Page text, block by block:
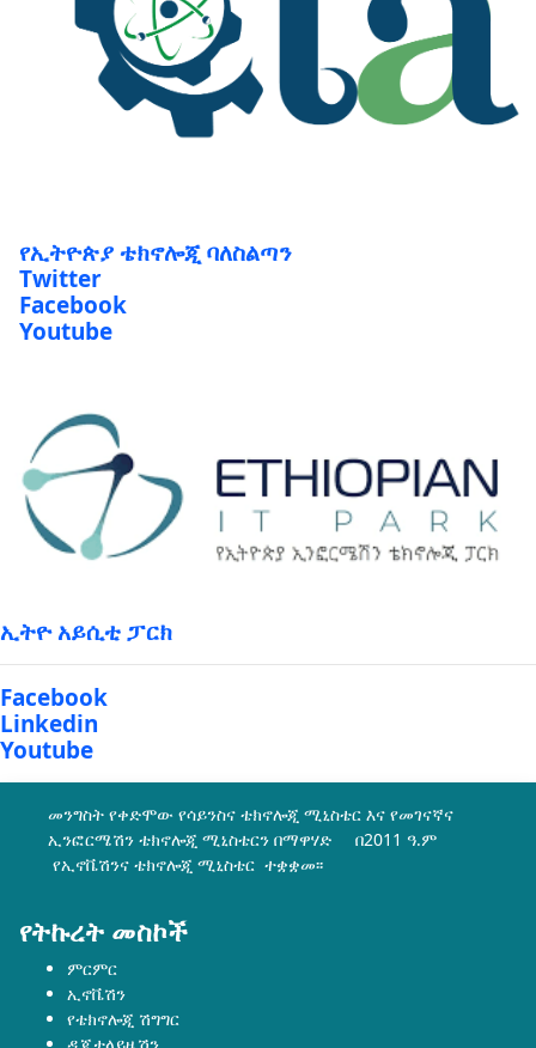
የኢትዮጵያ ቴክኖሎጂ ባለስልጣን
Twitter
Facebook
Youtube
ኢትዮ አይሲቲ ፓርክ
Facebook
Linkedin
Youtube
መንግስት የቀድሞው የሳይንስና ቴክኖሎጂ ሚኒስቴር እና የመገናኛና
ኢንፎርሜሽን ቴክኖሎጂ ሚኒስቴርን በማዋሃድ በ2011 ዓ.ም
የኢኖቬሽንና ቴክኖሎጂ ሚኒስቴር ተቋቋመ፡፡
የትኩረት መስኮች
ምርምር
ኢኖቬሽን
የቴክኖሎጂ ሽግግር